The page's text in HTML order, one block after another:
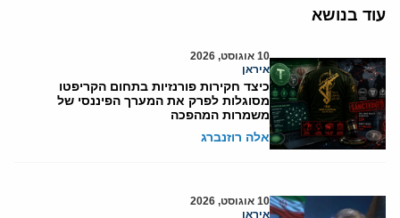
עוד בנושא
10 אוגוסט, 2026
איראן
כיצד חקירות פורנזיות בתחום הקריפטו
מסוגלות לפרק את המערך הפיננסי של
משמרות המהפכה
אלה רוזנברג
10 אוגוסט, 2026
איראן